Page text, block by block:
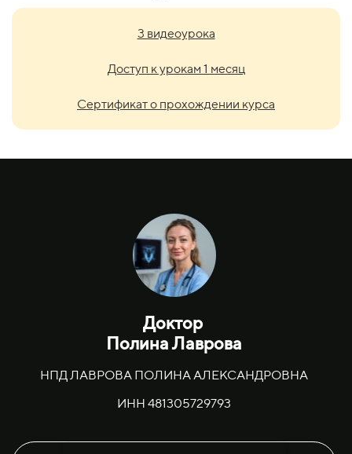
3 видеоурока
Доступ к урокам 1 месяц
Сертификат о прохождении курса
Доктор
Полина Лаврова
НПД ЛАВРОВА ПОЛИНА АЛЕКСАНДРОВНА
ИНН 481305729793